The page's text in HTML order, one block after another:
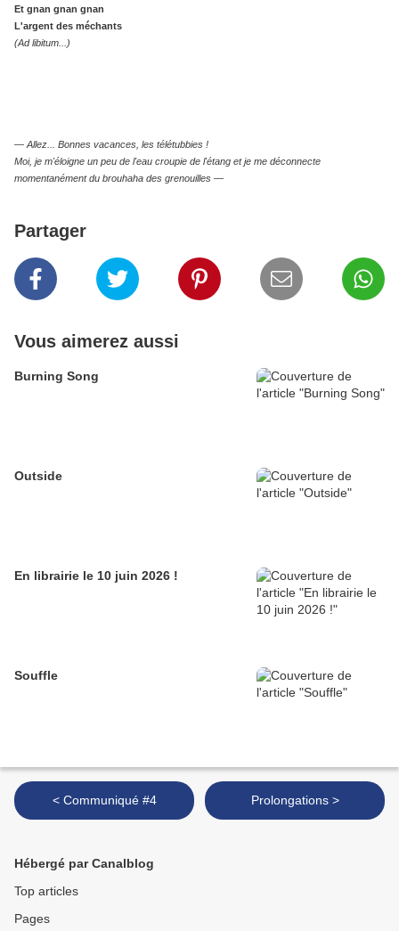
Et gnan gnan gnan
L'argent des méchants
(Ad libitum...)
— Allez... Bonnes vacances, les télétubbies !
Moi, je m'éloigne un peu de l'eau croupie de l'étang et je me déconnecte
momentanément du brouhaha des grenouilles —
Partager
Vous aimerez aussi
Burning Song
Outside
En librairie le 10 juin 2026 !
Souffle
< Communiqué #4 Prolongations >
Hébergé par Canalblog
Top articles
Pages